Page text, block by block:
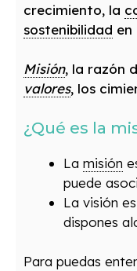
crecimiento, la
sostenibilidad en
Misión, la razón
valores, los
¿Qué es la
La misión
puede
La visión
dispones
Para puedas